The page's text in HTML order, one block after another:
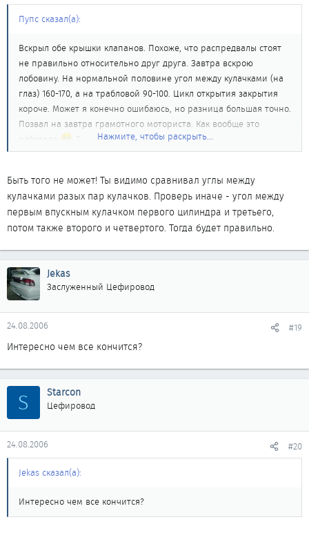
Пупс сказал(а):
Вскрыл обе крышки клапанов. Похоже, что распредвалы стоят
не правильно относительно друг друга. Завтра вскрою
лобовину. На нормальной половине угол между кулачками (на
глаз) 160-170, а на трабловой 90-100. Цикл открытия закрытия
короче. Может я конечно ошибаюсь, но разница большая точно.
Позвал на завтра грамотного моториста. Как вообще это
? Нажмите, чтобы раскрыть...
Быть того не может! Ты видимо сравнивал углы между
кулачками разых пар кулачков. Проверь иначе - угол между
первым впускным кулачком первого цилиндра и третьего,
потом также второго и четвертого. Тогда будет правильно.
Jekas
Заслуженный Цефировод
24.08.2006 #19
Интересно чем все кончится?
S Starcon
Цефировод
24.08.2006 #20
Jekas сказал(а):
Интересно чем все кончится?